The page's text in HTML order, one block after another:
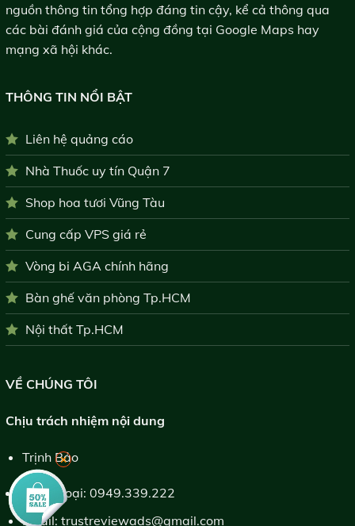
nguồn thông tin tổng hợp đáng tin cậy, kể cả thông qua
các bài đánh giá của cộng đồng tại Google Maps hay
mạng xã hội khác.
THÔNG TIN NỔI BẬT
Liên hệ quảng cáo
Nhà Thuốc uy tín Quận 7
Shop hoa tươi Vũng Tàu
Cung cấp VPS giá rẻ
Vòng bi AGA chính hãng
Bàn ghế văn phòng Tp.HCM
Nội thất Tp.HCM
VỀ CHÚNG TÔI
Chịu trách nhiệm nội dung
Trịnh Bảo
Điện thoại: 0949.339.222
Email: trustreviewads@gmail.com
×